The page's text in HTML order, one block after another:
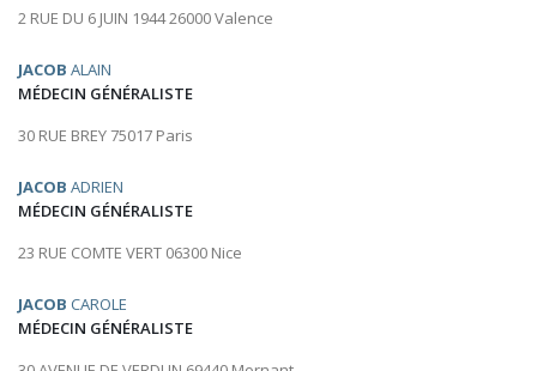
2 RUE DU 6 JUIN 1944 26000 Valence
JACOB ALAIN
MÉDECIN GÉNÉRALISTE
30 RUE BREY 75017 Paris
JACOB ADRIEN
MÉDECIN GÉNÉRALISTE
23 RUE COMTE VERT 06300 Nice
JACOB CAROLE
MÉDECIN GÉNÉRALISTE